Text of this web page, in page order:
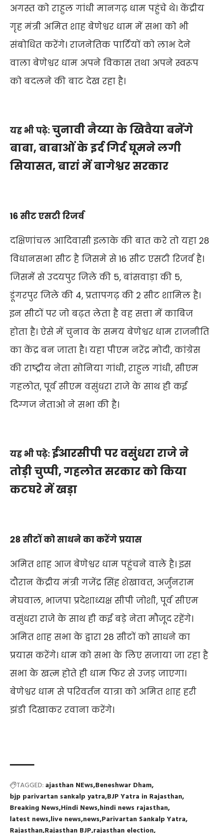
अगस्त को राहुल गांधी मानगढ़ धाम पहुंचे थे। केंद्रीय
गृह मंत्री अमित शाह बेणेश्वर धाम में सभा को भी
संबोधित करेंगे। राजनेतिक पार्टियों को लाभ देने
वाला बेणेश्वर धाम अपने विकास तथा अपने स्वरूप
को बदलने की बाट देख रहा है।
यह भी पढ़े: चुनावी नैय्या के खिवैया बनेंगे
बाबा, बाबाओं के इर्द गिर्द घूमने लगी
सियासत, बारां में बागेश्वर सरकार
16 सीट एसटी रिजर्व
दक्षिणांचल आदिवासी इलाके की बात करे तो यहा 28
विधानसभा सीट है जिसमे से 16 सीट एसटी रिजर्व है।
जिसमें से उदयपुर जिले की 5, बांसवाड़ा की 5,
डूंगरपुर जिले की 4, प्रतापगढ़ की 2 सीट शामिल है।
इन सीटों पर जो बढ़त लेता है वह सत्ता में काबिज
होता है। ऐसे में चुनाव के समय बेणेश्वर धाम राजनीति
का केंद्र बन जाता है। यहा पीएम नरेंद्र मोदी, कांग्रेस
की राष्ट्रीय नेता सोनिया गांधी, राहुल गांधी, सीएम
गहलोत, पूर्व सीएम वसुंधरा राजे के साथ ही कई
दिग्गज नेताओ ने सभा की है।
यह भी पढ़े: ईआरसीपी पर वसुंधरा राजे ने
तोड़ी चुप्पी, गहलोत सरकार को किया
कटघरे में खड़ा
28 सीटों को साधने का करेंगे प्रयास
अमित शाह आज बेणेश्वर धाम पहुंचने वाले है। इस
दौरान केंद्रीय मंत्री गजेंद्र सिंह शेखावत, अर्जुनराम
मेघवाल, भाजपा प्रदेशाध्यक्ष सीपी जोशी, पूर्व सीएम
वसुंधरा राजे के साथ ही कई बड़े नेता मौजूद रहेंगे।
अमित शाह सभा के द्वारा 28 सीटों को साधने का
प्रयास करेंगे। धाम को सभा के लिए सजाया जा रहा है
सभा के खत्म होते ही धाम फिर से उजड़ जाएगा।
बेणेश्वर धाम से परिवर्तन यात्रा को अमित शाह हरी
झंडी दिखाकर रवाना करेंगे।
TAGGED: ajasthan NEws Beneshwar Dham
bjp parivartan sankalp yatra BJP Yatra in Rajasthan
Breaking News Hindi News hindi news rajasthan
latest news live news news Parivartan Sankalp Yatra
Rajasthan Rajasthan BJP rajasthan election